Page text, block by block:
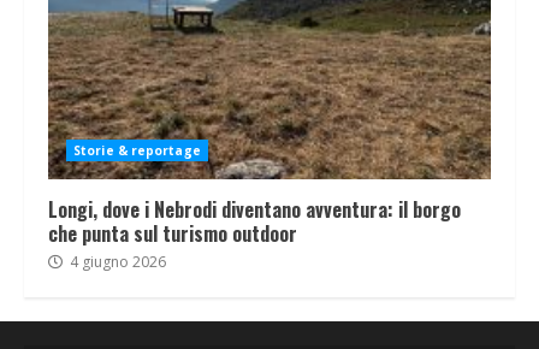
Storie & reportage
Longi, dove i Nebrodi diventano avventura: il borgo
che punta sul turismo outdoor
4 giugno 2026